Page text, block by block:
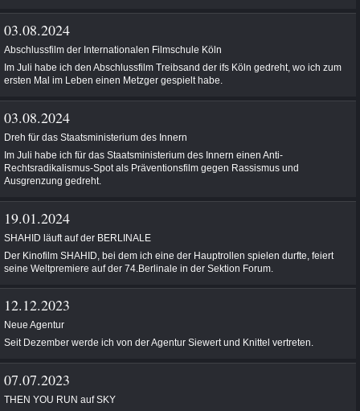
03.08.2024
Abschlussfilm der Internationalen Filmschule Köln
Im Juli habe ich den Abschlussfilm Treibsand der ifs Köln gedreht, wo ich zum
ersten Mal im Leben einen Metzger gespielt habe.
03.08.2024
Dreh für das Staatsministerium des Innern
Im Juli habe ich für das Staatsministerium des Innern einen Anti-
Rechtsradikalismus-Spot als Präventionsfilm gegen Rassismus und
Ausgrenzung gedreht.
19.01.2024
SHAHID läuft auf der BERLINALE
Der Kinofilm SHAHID, bei dem ich eine der Hauptrollen spielen durfte, feiert
seine Weltpremiere auf der 74.Berlinale in der Sektion Forum.
12.12.2023
Neue Agentur
Seit Dezember werde ich von der Agentur Siewert und Knittel vertreten.
07.07.2023
THEN YOU RUN auf SKY